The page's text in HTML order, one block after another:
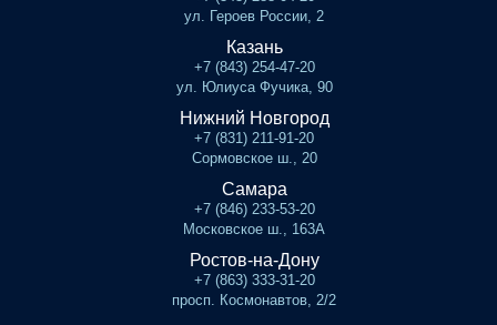
ул. Героев России, 2
Казань
+7 (843) 254-47-20
ул. Юлиуса Фучика, 90
Нижний Новгород
+7 (831) 211-91-20
Сормовское ш., 20
Самара
+7 (846) 233-53-20
Московское ш., 163А
Ростов-на-Дону
+7 (863) 333-31-20
просп. Космонавтов, 2/2